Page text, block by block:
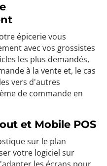
épicerie vous
avec vos grossistes
les plus demandés,
à la vente et, le cas
vers d'autres
de commande en
et Mobile POS
sur le plan
votre logiciel sur